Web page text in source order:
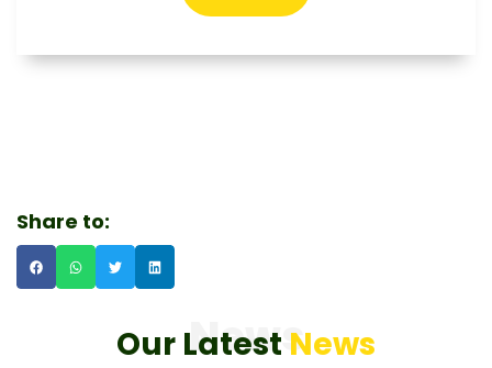
Share to:
News
Our Latest News